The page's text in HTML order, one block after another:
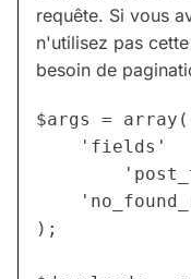
requête. Si vous
n'utilisez pas
besoin de
$args = array(
);